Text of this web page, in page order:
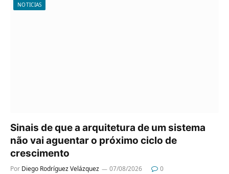
NOTICIAS
Sinais de que a arquitetura de um sistema
não vai aguentar o próximo ciclo de
crescimento
Por Diego Rodríguez Velázquez 07/08/2026 0